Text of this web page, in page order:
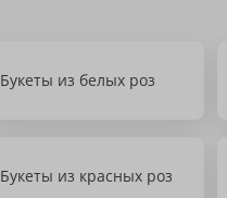
Букеты из белых роз
Букеты из красных роз